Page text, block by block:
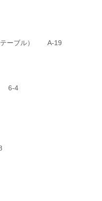
テーブル） A-19
6-4